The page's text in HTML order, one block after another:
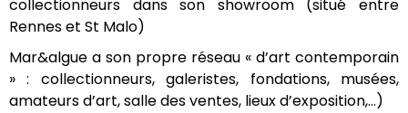
collectionneurs dans son showroom (situé entre
Rennes et St Malo)
Mar&algue a son propre réseau « d’art contemporain
» : collectionneurs, galeristes, fondations, musées,
amateurs d’art, salle des ventes, lieux d’exposition,…)